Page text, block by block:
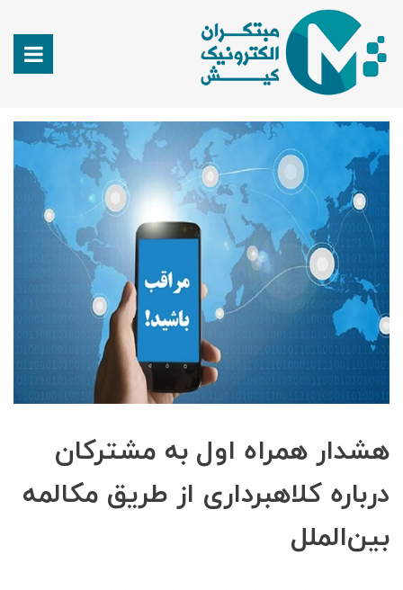
هشدار همراه اول به مشترکان
درباره کلاهبرداری از طریق مکالمه
بین‌الملل